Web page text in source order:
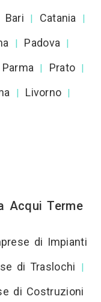
Bari | Catania |
| Padova |
Parma | Prato |
| Livorno |
Acqui Terme
di Impianti
di Traslochi |
di Costruzioni